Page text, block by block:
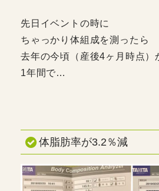
先日イベントの時に
ちゃっかり体組成を測ったら
去年の今頃（産後4ヶ月時点）
1年間で…
体脂肪率が3.2％減